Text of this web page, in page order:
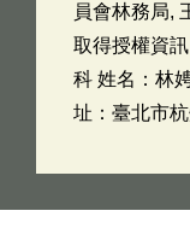
員會林務局,
取得授權資
科 姓名：林
址：臺北市